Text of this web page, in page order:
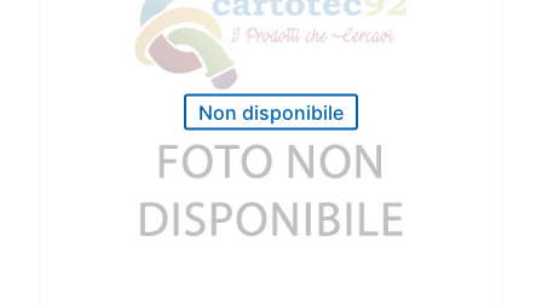
Non disponibile